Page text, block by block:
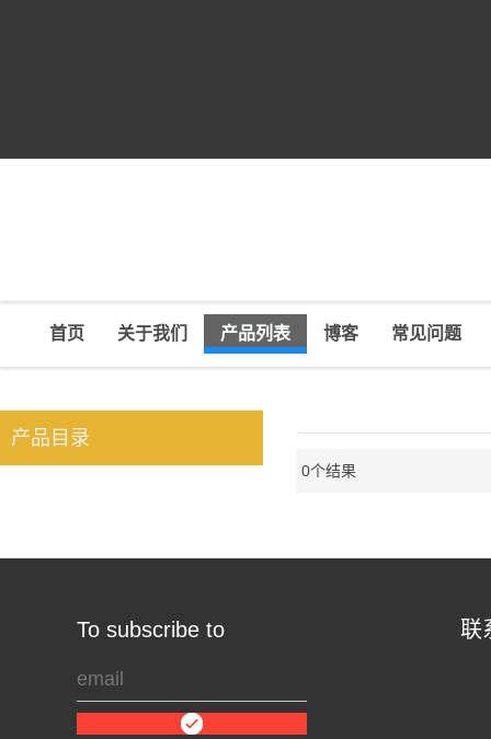
首页 关于我们 产品列表 博客 常见问题
产品目录
0个结果
To subscribe to 联